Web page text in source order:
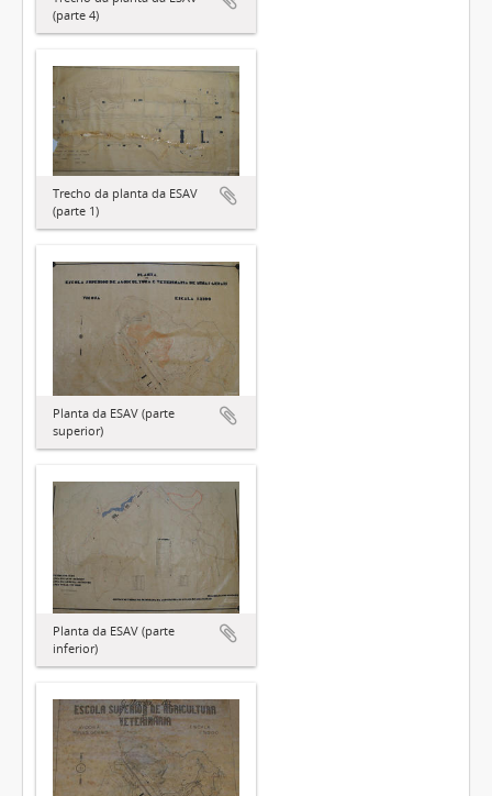
(parte 4)
Trecho da planta da ESAV
(parte 1)
Planta da ESAV (parte
superior)
Planta da ESAV (parte
inferior)